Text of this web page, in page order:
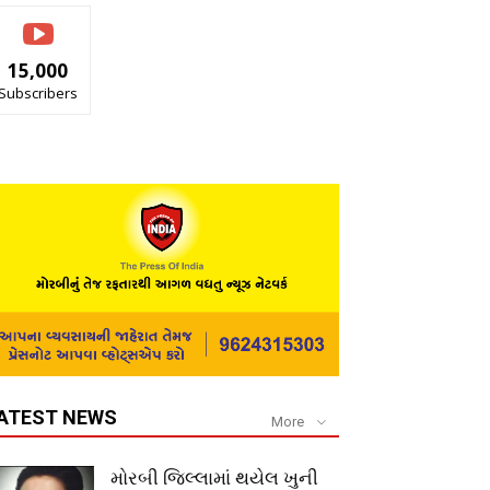
15,000
NEWS More
મોરબી જિલ્લામાં થયેલ ખુની